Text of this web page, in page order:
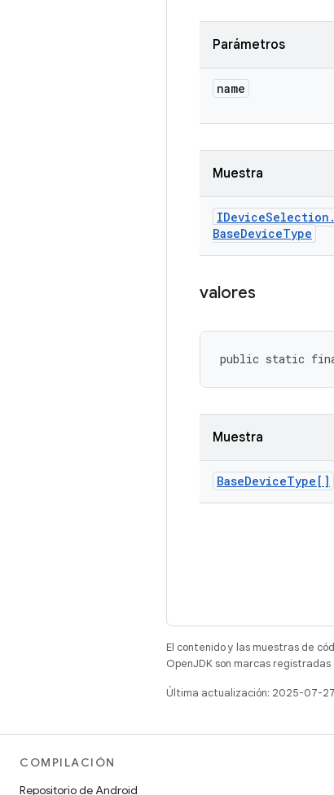
Parámetros
name
Muestra
IDeviceSelection .
BaseDeviceType
valores
public static
Muestra
BaseDeviceType[]
El contenido y las muestras de
OpenJDK son marcas
Última actualización: 2025-07-
COMPILACIÓN
Repositorio de Android